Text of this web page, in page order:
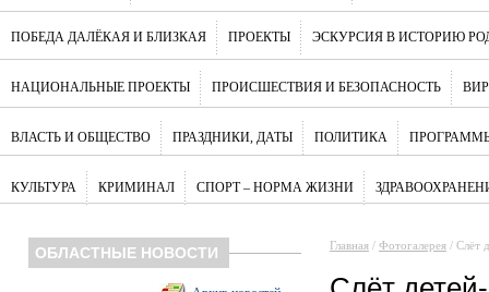
ПОБЕДА ДАЛЁКАЯ И БЛИЗКАЯ ПРОЕКТЫ ЭСКУРСИЯ В ИСТОРИЮ
НАЦИОНАЛЬНЫЕ ПРОЕКТЫ ПРОИСШЕСТВИЯ И БЕЗОПАСНОСТЬ
ВЛАСТЬ И ОБЩЕСТВО ПРАЗДНИКИ, ДАТЫ ПОЛИТИКА
КУЛЬТУРА КРИМИНАЛ СПОРТ – НОРМА ЖИЗНИ
ОБЛАСТНЫЕ НОВОСТИ Главная / Фотогалерея / Слёт